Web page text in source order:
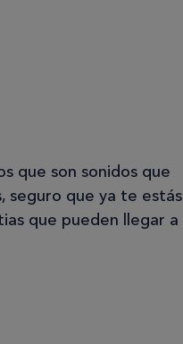
que son sonidos que
seguro que ya te estás
que pueden llegar a